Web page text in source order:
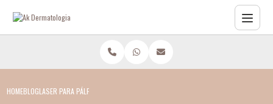
HOMEBLOGLASER PARA PÁLPEBRAS: O QUE VOCÊ PRECISA SABER ANTES DO